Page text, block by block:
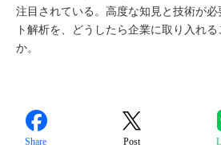
注目されている。高度な知見と技術が
ト解析を、どうしたら企業に取り入れ
か。
Share Post